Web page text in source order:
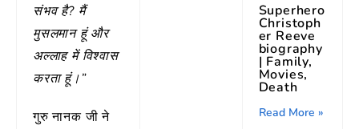
संभव है? मैं
मुसलमान हूं और
अल्लाह में विश्वास
करता हूं।”
गुरु नानक जी ने
Superhero
Christoph
er Reeve
biography
| Family,
Movies,
Death
Read More »